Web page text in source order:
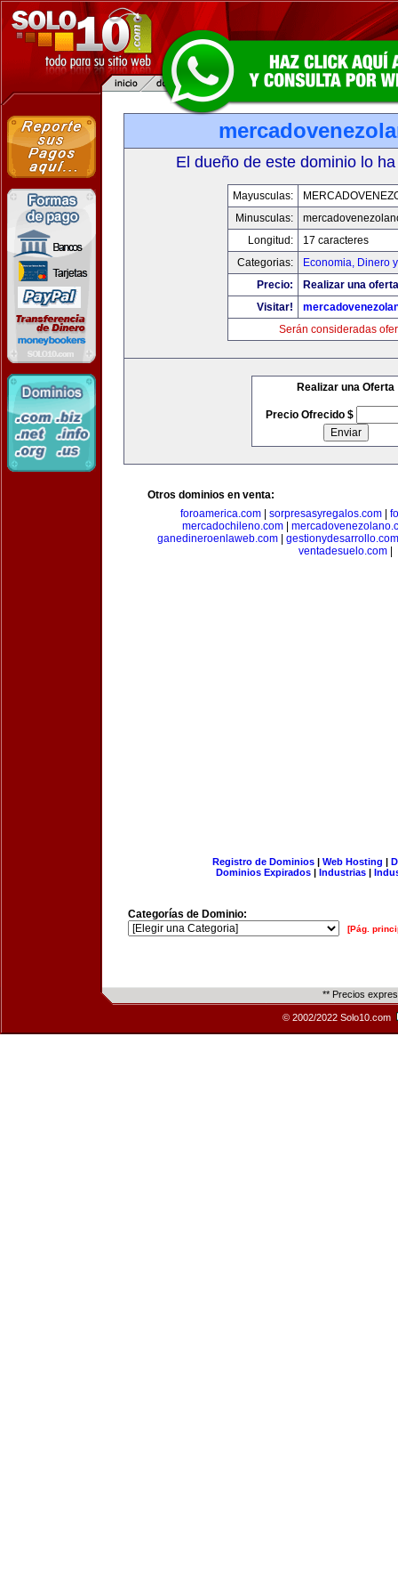
El dueño de este dominio lo
Mayusculas:
Minusculas:
Longitud:
17 caracteres
Categorias:
Economia, Dinero
Precio:
Realizar una
Visitar!
Serán consideradas
Realizar una Oferta
Precio Ofrecido $
Otros dominios en venta:
foroamerica.com
sorpresasyregalos.com
mercadochileno.com
ganedineroenlaweb.com
gestionydesarrollo.com
ventadesuelo.com
Registro de Dominios| Web Hosting |
Dominios Expirados | Industrias |
Categorías de Dominio:
[Pág.
** Precios
© 2002/2022 Solo10.com